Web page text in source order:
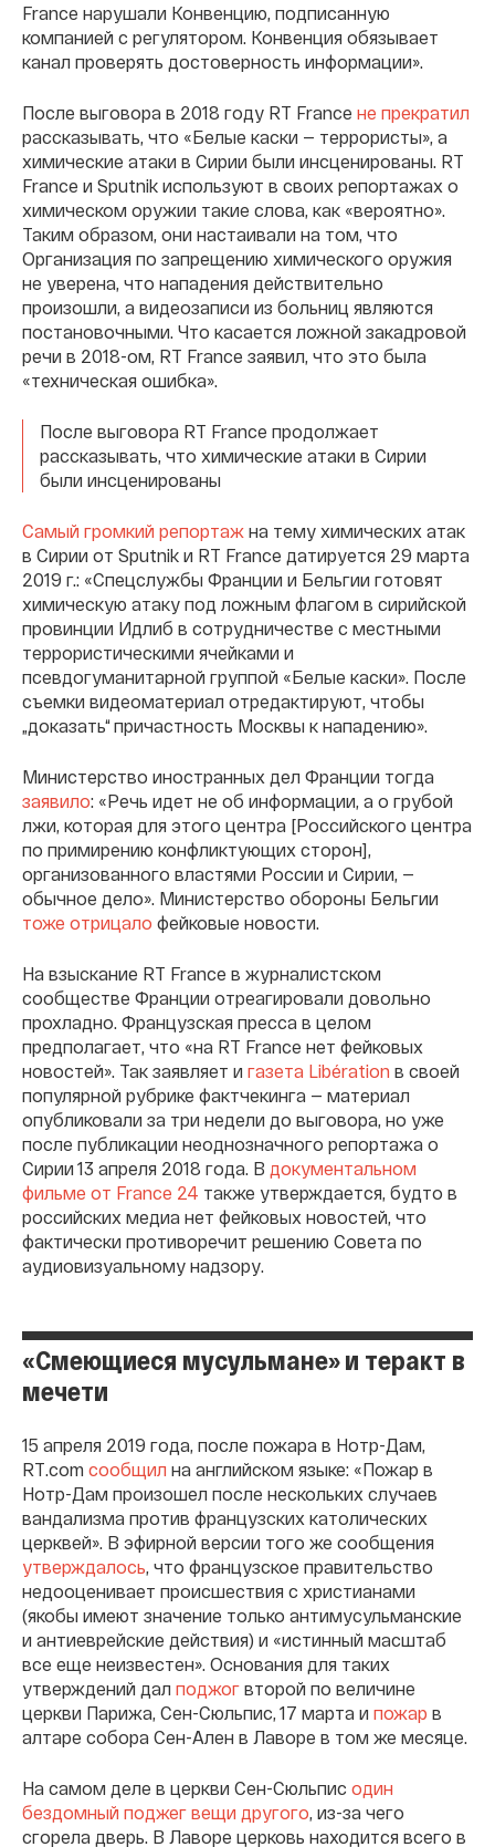
France нарушали Конвенцию, подписанную
компанией с регулятором. Конвенция обязывает
канал проверять достоверность информации».
После выговора в 2018 году RT France не прекратил
рассказывать, что «Белые каски — террористы», а
химические атаки в Сирии были инсценированы. RT
France и Sputnik используют в своих репортажах о
химическом оружии такие слова, как «вероятно».
Таким образом, они настаивали на том, что
Организация по запрещению химического оружия
не уверена, что нападения действительно
произошли, а видеозаписи из больниц являются
постановочными. Что касается ложной закадровой
речи в 2018-ом, RT France заявил, что это была
«техническая ошибка».
После выговора RT France продолжает
рассказывать, что химические атаки в Сирии
были инсценированы
Самый громкий репортаж на тему химических атак
в Сирии от Sputnik и RT France датируется 29 марта
2019 г.: «Спецслужбы Франции и Бельгии готовят
химическую атаку под ложным флагом в сирийской
провинции Идлиб в сотрудничестве с местными
террористическими ячейками и
псевдогуманитарной группой «Белые каски». После
съемки видеоматериал отредактируют, чтобы
„доказать“ причастность Москвы к нападению».
Министерство иностранных дел Франции тогда
заявило: «Речь идет не об информации, а о грубой
лжи, которая для этого центра [Российского центра
по примирению конфликтующих сторон],
организованного властями России и Сирии, —
обычное дело». Министерство обороны Бельгии
тоже отрицало фейковые новости.
На взыскание RT France в журналистском
сообществе Франции отреагировали довольно
прохладно. Французская пресса в целом
предполагает, что «на RT France нет фейковых
новостей». Так заявляет и газета Libération в своей
популярной рубрике фактчекинга — материал
опубликовали за три недели до выговора, но уже
после публикации неоднозначного репортажа о
Сирии 13 апреля 2018 года. В документальном
фильме от France 24 также утверждается, будто в
российских медиа нет фейковых новостей, что
фактически противоречит решению Совета по
аудиовизуальному надзору.
«Смеющиеся мусульмане» и теракт в
мечети
15 апреля 2019 года, после пожара в Нотр-Дам,
RT.com сообщил на английском языке: «Пожар в
Нотр-Дам произошел после нескольких случаев
вандализма против французских католических
церквей». В эфирной версии того же сообщения
утверждалось, что французское правительство
недооценивает происшествия с христианами
(якобы имеют значение только антимусульманские
и антиеврейские действия) и «истинный масштаб
все еще неизвестен». Основания для таких
утверждений дал поджог второй по величине
церкви Парижа, Сен-Сюльпис, 17 марта и пожар в
алтаре собора Сен-Ален в Лаворе в том же месяце.
На самом деле в церкви Сен-Сюльпис один
бездомный поджег вещи другого, из-за чего
сгорела дверь. В Лаворе церковь находится всего в